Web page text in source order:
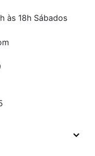
às 18h Sábados